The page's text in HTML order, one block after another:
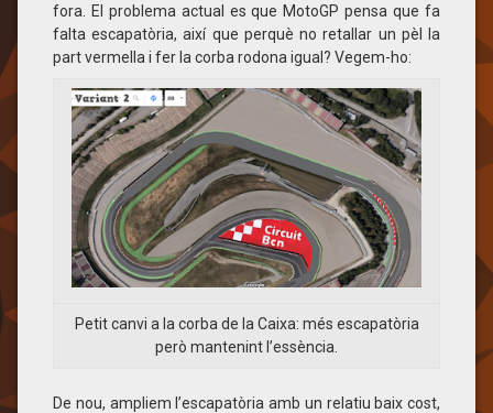
fora. El problema actual es que MotoGP pensa que fa
falta escapatòria, així que perquè no retallar un pèl la
part vermella i fer la corba rodona igual? Vegem-ho:
Petit canvi a la corba de la Caixa: més escapatòria
però mantenint l’essència.
De nou, ampliem l’escapatòria amb un relatiu baix cost,